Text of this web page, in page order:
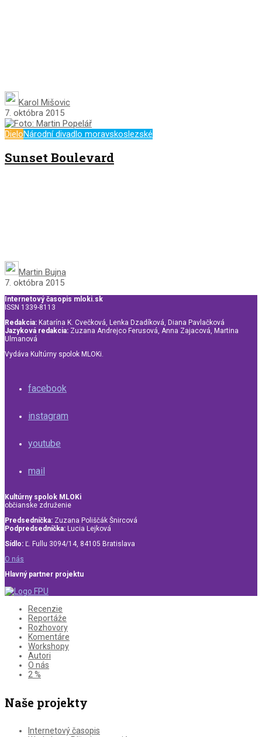
Karol Mišovic
7. októbra 2015
DieloNárodní divadlo moravskoslezské
Sunset Boulevard
Martin Bujna
7. októbra 2015
Internetový časopis mloki.sk
ISSN 1339-8113
Redakcia: Katarína K. Cvečková, Lenka Dzadíková, Diana Pavlačková
Jazyková redakcia: Zuzana Andrejco Ferusová, Anna Zajacová, Martina
Ulmanová
Vydáva Kultúrny spolok MLOKi.
facebook
instagram
youtube
mail
Kultúrny spolok MLOKi
občianske združenie
Predsedníčka: Zuzana Poliščák Šnircová
Podpredsedníčka: Lucia Lejková
Sídlo: Ľ. Fullu 3094/14, 84105 Bratislava
O nás
Hlavný partner projektu
Recenzie
Reportáže
Rozhovory
Komentáre
Workshopy
Autori
O nás
2 %
Naše projekty
Internetový časopis